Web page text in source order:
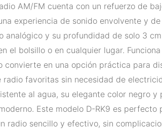
AM/FM cuenta con un refuerzo de
experiencia de sonido envolvente y
analógico y su profundidad de solo 3
el bolsillo o en cualquier lugar.
convierte en una opción práctica para
radio favoritas sin necesidad de
al agua, su elegante color negro y
Este modelo D-RK9 es perfecto
radio sencillo y efectivo, sin